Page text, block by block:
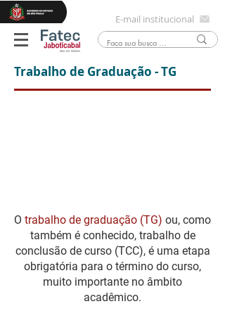
E-mail institucional
Trabalho de Graduação - TG
O trabalho de graduação (TG) ou, como
também é conhecido, trabalho de
conclusão de curso (TCC), é uma etapa
obrigatória para o término do curso,
muito importante no âmbito
acadêmico.